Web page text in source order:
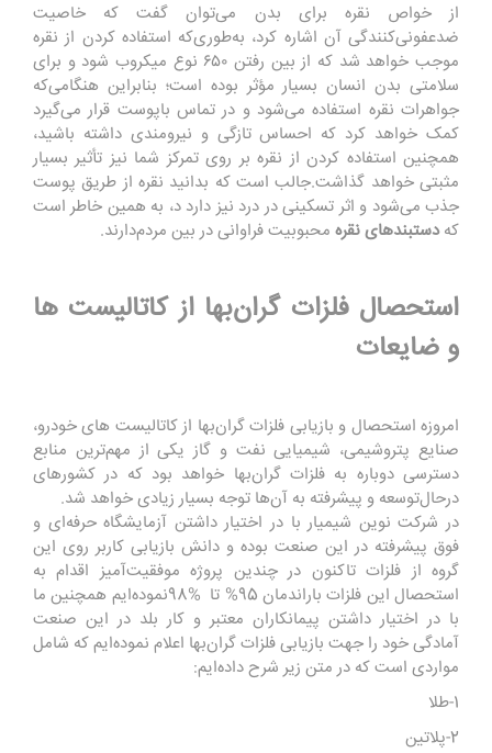
از خواص نقره برای بدن می‌توان گفت که خاصیت
ضدعفونی‌کنندگی آن اشاره کرد، به‌طوری‌که استفاده کردن از نقره
موجب خواهد شد که از بین رفتن ۶۵۰ نوع میکروب شود و برای
سلامتی بدن انسان بسیار مؤثر بوده است؛ بنابراین هنگامی‌که
جواهرات نقره استفاده می‌شود و در تماس باپوست قرار می‌گیرد
کمک خواهد کرد که احساس تازگی و نیرومندی داشته باشید،
همچنین استفاده کردن از نقره بر روی تمرکز شما نیز تأثیر بسیار
مثبتی خواهد گذاشت.جالب است که بدانید نقره از طریق پوست
جذب می‌شود و اثر تسکینی در درد نیز دارد د، به همین خاطر است
کهدستبندهای نقره محبوبیت فراوانی در بین مردم‌دارند.
استحصال فلزات گران‌بها از کاتالیست ها
و ضایعات
امروزه استحصال و بازیابی فلزات گران‌بها از کاتالیست های خودرو،
صنایع پتروشیمی، شیمیایی نفت و گاز یکی از مهم‌ترین منابع
دسترسی دوباره به فلزات گران‌بها خواهد بود که در کشورهای
درحال‌توسعه و پیشرفته به آن‌ها توجه بسیار زیادی خواهد شد.
در شرکت نوین شیمیار با در اختیار داشتن آزمایشگاه حرفه‌ای و
فوق پیشرفته در این صنعت بوده و دانش بازیابی کاربر روی این
گروه از فلزات تاکنون در چندین پروژه موفقیت‌آمیز اقدام به
استحصال این فلزات باراندمان 95% تا
98%نموده‌ایم همچنین ما
با در اختیار داشتن پیمانکاران معتبر و کار بلد در این صنعت
آمادگی خود را جهت بازیابی فلزات گران‌بها اعلام نموده‌ایم که شامل
مواردی است که در متن زیر شرح داده‌ایم:
1-طلا
2-پلاتین